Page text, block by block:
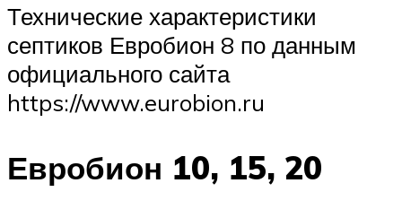
Технические характеристики
септиков Евробион 8 по данным
официального сайта
https://www.eurobion.ru
Евробион 10, 15, 20